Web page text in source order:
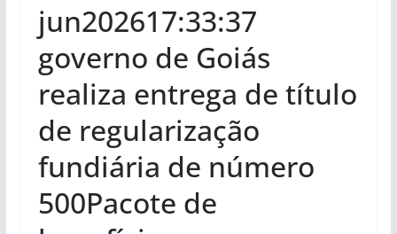
jun202617:33:37
governo de Goiás
realiza entrega de título
de regularização
fundiária de número
500Pacote de